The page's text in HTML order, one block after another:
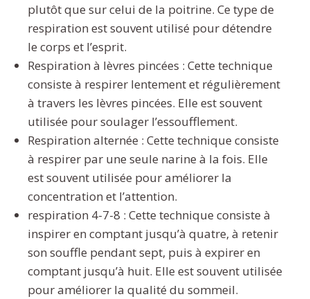
plutôt que sur celui de la poitrine. Ce type de
respiration est souvent utilisé pour détendre
le corps et l’esprit.
Respiration à lèvres pincées : Cette technique
consiste à respirer lentement et régulièrement
à travers les lèvres pincées. Elle est souvent
utilisée pour soulager l’essoufflement.
Respiration alternée : Cette technique consiste
à respirer par une seule narine à la fois. Elle
est souvent utilisée pour améliorer la
concentration et l’attention.
respiration 4-7-8 : Cette technique consiste à
inspirer en comptant jusqu’à quatre, à retenir
son souffle pendant sept, puis à expirer en
comptant jusqu’à huit. Elle est souvent utilisée
pour améliorer la qualité du sommeil.